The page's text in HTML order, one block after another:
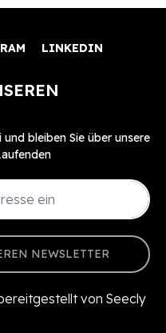
LINKEDIN
bleiben Sie über unsere
NEWSLETTER
von Seecly